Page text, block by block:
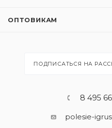
ОПТОВИКАМ
ПОДПИСАТЬСЯ НА
8 495
polesie-